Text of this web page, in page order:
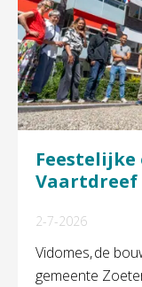
Vaartdreef
2-7-2026
Vidomes, de
gemeente